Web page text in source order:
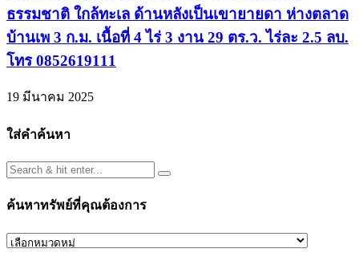
ธรรมชาติ ใกล้ทะเล ด้านหลังเป็นเขายายดา ห่างตลาด
บ้านเพ 3 ก.ม. เนื้อที่ 4 ไร่ 3 งาน 29 ตร.ว. ไร่ละ 2.5 ลบ.
โทร 0852619111
19 มีนาคม 2025
ใส่คำค้นหา
ค้นหาทรัพย์ที่คุณต้องการ
ค้นหา